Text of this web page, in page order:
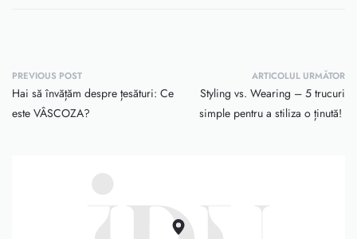
PREVIOUS POST
Hai să învățăm despre țesături: Ce
este VÂSCOZA?
ARTICOLUL URMĂTOR
Styling vs. Wearing – 5 trucuri
simple pentru a stiliza o ținută!